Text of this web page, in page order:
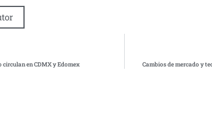
circulan en CDMX y Edomex Cambios de mercado y